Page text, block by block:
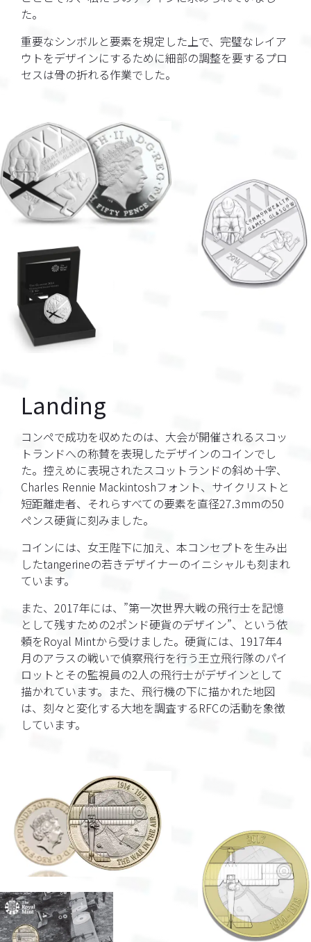
た。
重要なシンボルと要素を規定した上で、完璧なレイア
ウトをデザインにするために細部の調整を要するプロ
セスは骨の折れる作業でした。
Landing
コンペで成功を収めたのは、 大会が開催されるスコッ
トランドへの称賛を表現したデザインのコインでし
た。 控えめに表現されたスコットランドの斜め十字、
Charles Rennie Mackintoshフォント、サイクリストと
短距離走者、それらすべての要素を直径27.3mmの50
ペンス硬貨に刻みました。
コインには、女王陛下に加え、本コンセプトを生み出
したtangerineの若きデザイナーのイニシャルも刻まれ
ています。
また、2017年には、”第一次世界大戦の飛行士を記憶
として残すための2ポンド硬貨のデザイン”、という依
頼をRoyal Mintから受けました。硬貨には、1917年4
月のアラスの戦いで偵察飛行を行う王立飛行隊のパイ
ロットとその監視員の2人の飛行士がデザインとして
描かれています。また、飛行機の下に描かれた地図
は、刻々と変化する大地を調査するRFCの活動を象徴
しています。